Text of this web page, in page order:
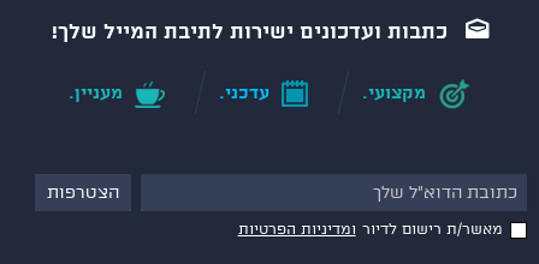
כתבות ועדכונים ישירות לתיבת המייל שלך!
מקצועי. עדכני. מעניין.
מאשר/ת רישום לדיור ומדיניות הפרטיות